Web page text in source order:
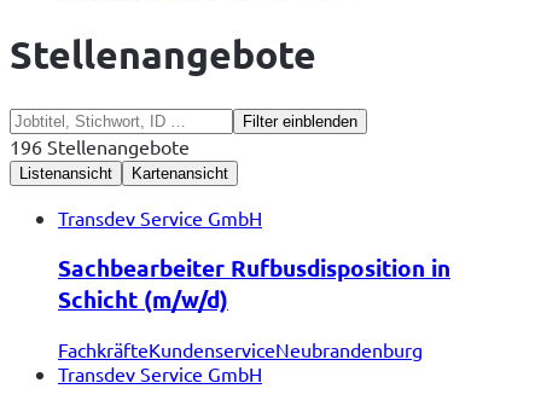
Stellenangebote
Filter einblenden
196 Stellenangebote
Listenansicht Kartenansicht
Transdev Service GmbH
Sachbearbeiter Rufbusdisposition in
Schicht (m/w/d)
FachkräfteKundenserviceNeubrandenburg
Transdev Service GmbH